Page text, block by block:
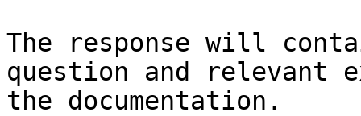
The response will
question and relevant
the documentation.